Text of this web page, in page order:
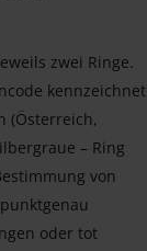
zwei Ringe.
kennzeichnet
(Österreich,
– Ring
von
oder tot